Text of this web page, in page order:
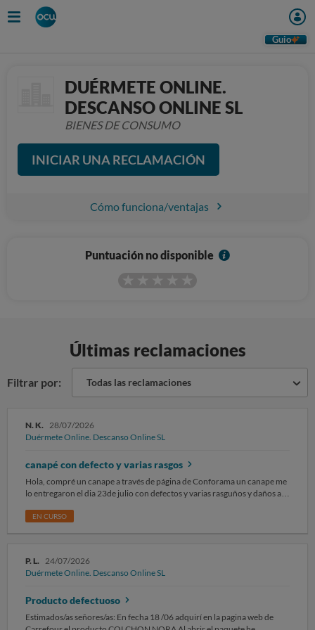
Guio
DUÉRMETE ONLINE.
DESCANSO ONLINE SL
BIENES DE CONSUMO
INICIAR UNA RECLAMACIÓN
Cómo funciona/ventajas
Puntuación no disponible
I
Últimas reclamaciones
Filtrar por: Todas las reclamaciones
N. K. 28/07/2026
Duérmete Online. Descanso Online SL
canapé con defecto y varias rasgos
Hola, compré un canape a través de página de Conforama un canape me
lo entregaron el dia 23de julio con defectos y varias rasguños y daños al
tornillo y no encajaban piesas y mensionaron que al siguiente dia
me coje el teléfono.
EN CURSO
P. L. 24/07/2026
Duérmete Online. Descanso Online SL
Producto defectuoso
Estimados/as señores/as: En fecha 18 /06 adquirí en la pagina web de